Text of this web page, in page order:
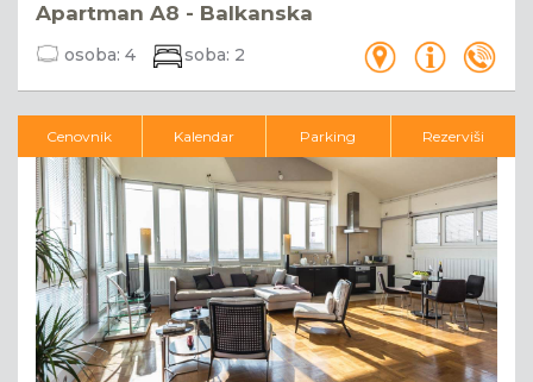
Apartman A8 - Balkanska
osoba: 4 soba: 2
Cenovnik Kalendar Parking Rezerviši